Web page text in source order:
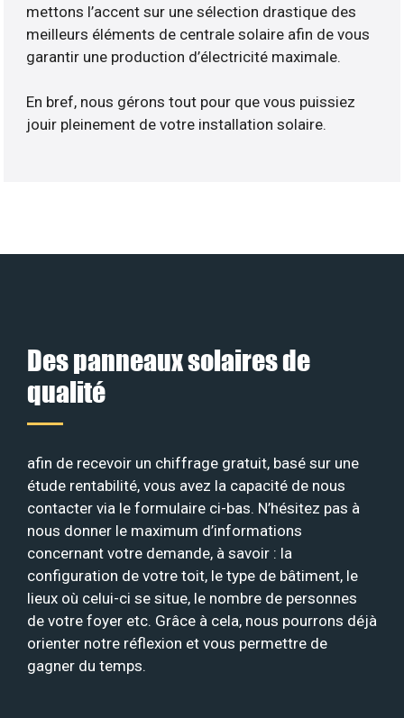
mettons l’accent sur une sélection drastique des
meilleurs éléments de centrale solaire afin de vous
garantir une production d’électricité maximale.
En bref, nous gérons tout pour que vous puissiez
jouir pleinement de votre installation solaire.
Des panneaux solaires de
qualité
afin de recevoir un chiffrage gratuit, basé sur une
étude rentabilité, vous avez la capacité de nous
contacter via le formulaire ci-bas. N’hésitez pas à
nous donner le maximum d’informations
concernant votre demande, à savoir : la
configuration de votre toit, le type de bâtiment, le
lieux où celui-ci se situe, le nombre de personnes
de votre foyer etc. Grâce à cela, nous pourrons déjà
orienter notre réflexion et vous permettre de
gagner du temps.